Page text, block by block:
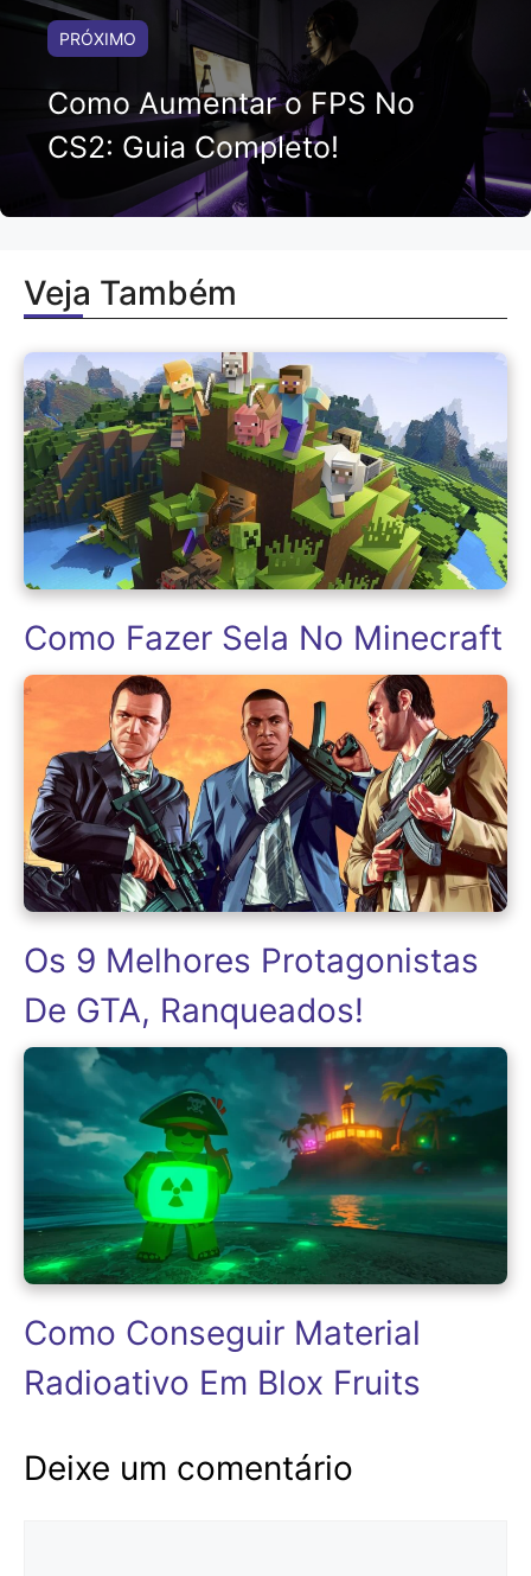
PRÓXIMO
Como Aumentar o FPS No
CS2: Guia Completo!
Veja Também
Como Fazer Sela No Minecraft
Os 9 Melhores Protagonistas
De GTA, Ranqueados!
Como Conseguir Material
Radioativo Em Blox Fruits
Deixe um comentário